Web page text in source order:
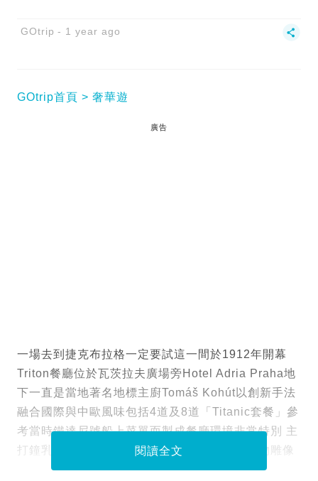
GOtrip 1 year ago
GOtrip首頁 奢華遊
廣告
一場去到捷克布拉格一定要試這一間於1912年開幕
Triton餐廳位於瓦茨拉夫廣場旁Hotel Adria Praha地
下一直是當地著名地標主廚Tomáš Kohút以創新手法
融合國際與中歐風味包括4道及8道「Titanic套餐」參
考當時鐵達尼號船上菜單而製成餐廳環境非常特別 主
打鐘乳石地窖風牆上有希臘羅馬及埃及神話人物雕像
閱讀全文